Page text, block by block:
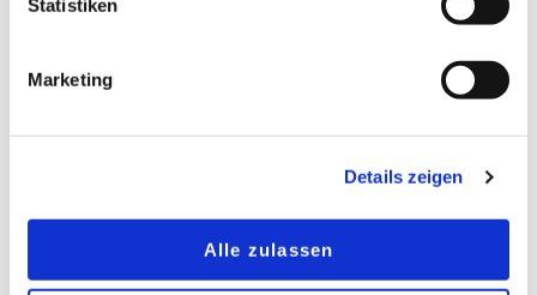
Statistiken
Marketing
Details zeigen
Alle zulassen
schützt. So lässt sich der Besprechungsraum je
nach Bedarf und gewünschter Diskretion variabel
Trennwände und Türen mit einem transluzenten
weißen Streifendekor versehen.